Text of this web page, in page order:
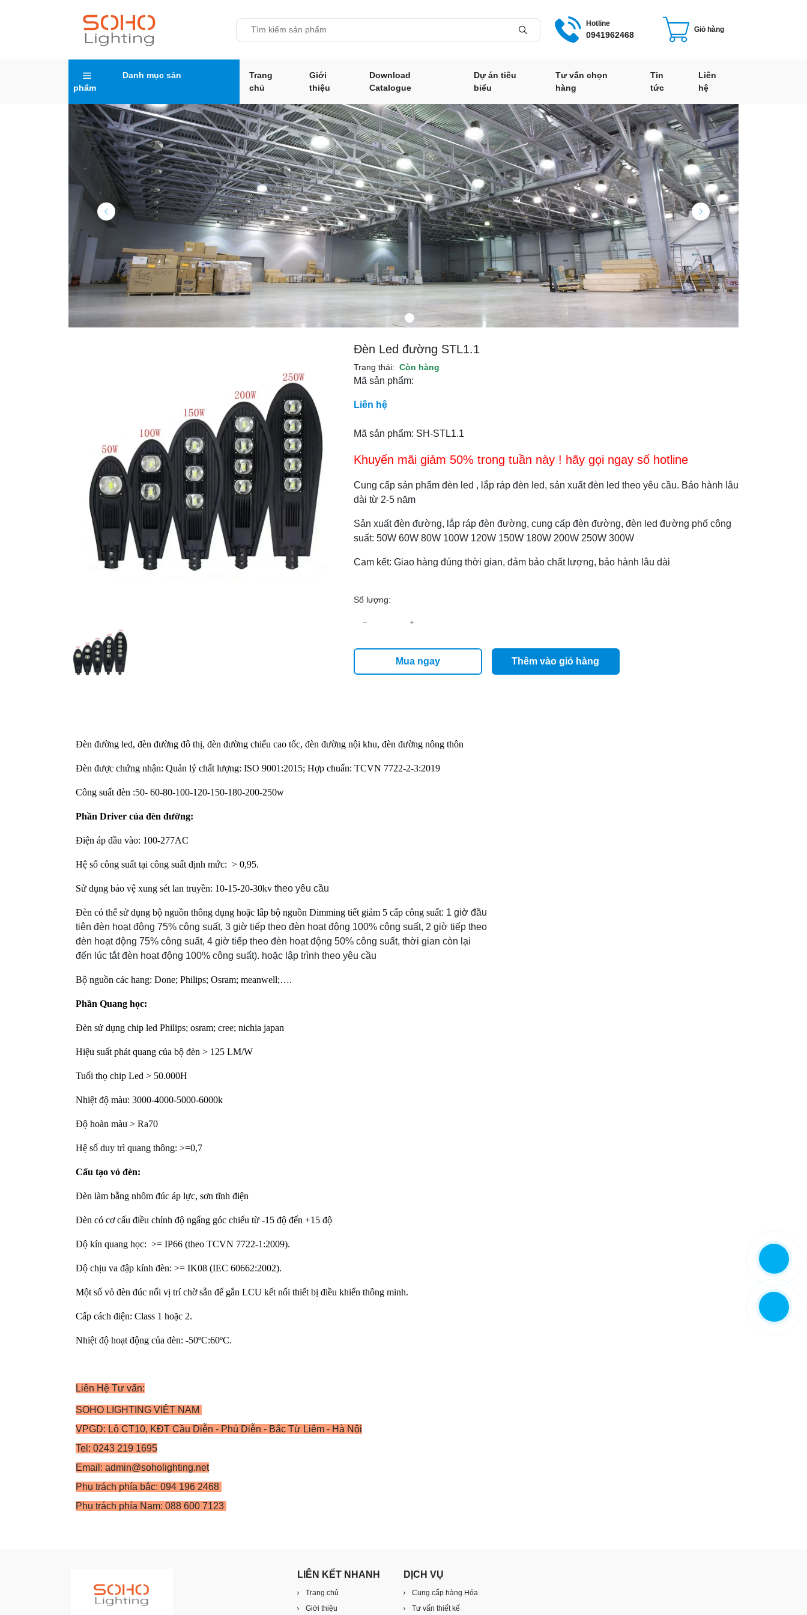
Hotline
0941962468
Giỏ hàng
Danh mục sản
phẩm
Trang
chủ
Giới
thiệu
Download
Catalogue
Dự án tiêu
biểu
Tư vấn chọn
hàng
Tin
tức
Liên
hệ
Đèn Led đường STL1.1
Trạng thái: Còn hàng
Mã sản phẩm:
Liên hệ
Mã sản phẩm: SH-STL1.1
Khuyến mãi giảm 50% trong tuần này ! hãy gọi ngay số hotline
Cung cấp sản phẩm đèn led , lắp ráp đèn led, sản xuất đèn led theo yêu cầu. Bảo hành lâu
dài từ 2-5 năm
Sản xuất đèn đường, lắp ráp đèn đường, cung cấp đèn đường, đèn led đường phố công
suất: 50W 60W 80W 100W 120W 150W 180W 200W 250W 300W
Cam kết: Giao hàng đúng thời gian, đảm bảo chất lượng, bảo hành lâu dài
Số lượng:
Mua ngay Thêm vào giỏ hàng
Đèn đường led, đèn đường đô thị, đèn đường chiếu cao tốc, đèn đường nội khu, đèn đường nông thôn
Đèn được chứng nhận: Quản lý chất lượng: ISO 9001:2015; Hợp chuẩn: TCVN 7722-2-3:2019
Công suất đèn :50- 60-80-100-120-150-180-200-250w
Phần Driver của đèn đường:
Điện áp đầu vào: 100-277AC
Hệ số công suất tại công suất định mức: > 0,95.
Sử dụng bảo vệ xung sét lan truyền: 10-15-20-30kv theo yêu cầu
Đèn có thể sử dụng bộ nguồn thông dụng hoặc lắp bộ nguồn Dimming tiết giảm 5 cấp công suất: 1 giờ đầu
tiên đèn hoạt động 75% công suất, 3 giờ tiếp theo đèn hoạt động 100% công suất, 2 giờ tiếp theo
đèn hoạt động 75% công suất, 4 giờ tiếp theo đèn hoạt động 50% công suất, thời gian còn lại
đến lúc tắt đèn hoạt động 100% công suất). hoặc lập trình theo yêu cầu
Bộ nguồn các hang: Done; Philips; Osram; meanwell;….
Phần Quang học:
Đèn sử dụng chip led Philips; osram; cree; nichia japan
Hiệu suất phát quang của bộ đèn > 125 LM/W
Tuổi thọ chip Led > 50.000H
Nhiệt độ màu: 3000-4000-5000-6000k
Độ hoàn màu > Ra70
Hệ số duy trì quang thông: >=0,7
Cấu tạo vỏ đèn:
Đèn làm bằng nhôm đúc áp lực, sơn tĩnh điện
Đèn có cơ cấu điều chỉnh độ ngẩng góc chiếu từ -15 độ đến +15 độ
Độ kín quang học: >= IP66 (theo TCVN 7722-1:2009).
Độ chịu va đập kính đèn: >= IK08 (IEC 60662:2002).
Một số vỏ đèn đúc nổi vị trí chờ sẵn để gắn LCU kết nối thiết bị điều khiển thông minh.
Cấp cách điện: Class 1 hoặc 2.
Nhiệt độ hoạt động của đèn: -50ºC:60ºC.
Liên Hệ Tư vấn:
SOHO LIGHTING VIỆT NAM
VPGD: Lô CT10, KĐT Cầu Diễn - Phú Diễn - Bắc Từ Liêm - Hà Nội
Tel: 0243 219 1695
Email: admin@soholighting.net
Phụ trách phía bắc: 094 196 2468
Phụ trách phía Nam: 088 600 7123
LIÊN KẾT NHANH
Trang chủ
Giới thiệu
DỊCH VỤ
Cung cấp hàng Hóa
Tư vấn thiết kế